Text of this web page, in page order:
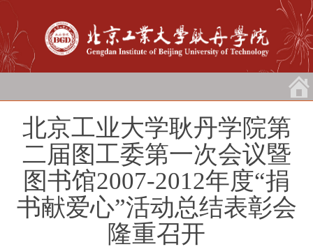
北京工业大学耿丹学院第
二届图工委第一次会议暨
图书馆2007-2012年度“捐
书献爱心”活动总结表彰会
隆重召开